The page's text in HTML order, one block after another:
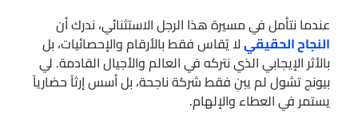
عندما نتأمل في مسيرة هذا الرجل الاستثنائي، ندرك أن
النجاح الحقيقيلا يُقاس فقط بالأرقام والإحصائيات، بل
بالأثر الإيجابي الذي نتركه في العالم والأجيال القادمة. لي
بيونج تشول لم يبنِ فقط شركة ناجحة، بل أسس إرثاً حضارياً
يستمر في العطاء والإلهام.